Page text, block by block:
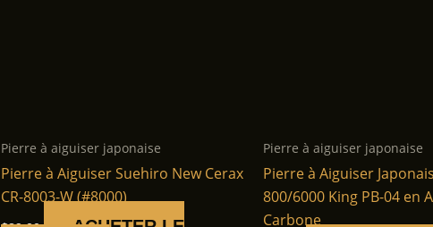
Pierre à aiguiser japonaise
Pierre à Aiguiser Suehiro New Cerax
CR-8003-W (#8000)
Pierre à aiguiser japonaise
Pierre à Aiguiser
800/6000 King PB-04 en
Carbone